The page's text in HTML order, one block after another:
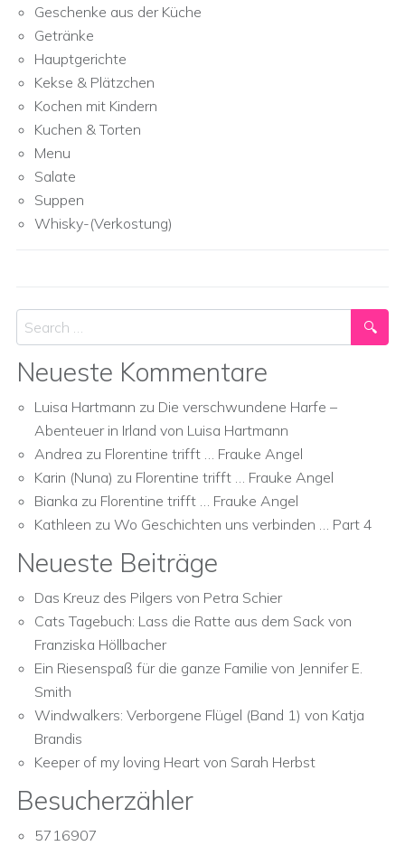
Geschenke aus der Küche
Getränke
Hauptgerichte
Kekse & Plätzchen
Kochen mit Kindern
Kuchen & Torten
Menu
Salate
Suppen
Whisky-(Verkostung)
Search
Neueste Kommentare
Luisa Hartmann zu Die verschwundene Harfe –
Abenteuer in Irland von Luisa Hartmann
Andrea zu Florentine trifft … Frauke Angel
Karin (Nuna) zu Florentine trifft … Frauke Angel
Bianka zu Florentine trifft … Frauke Angel
Kathleen zu Wo Geschichten uns verbinden … Part 4
Neueste Beiträge
Das Kreuz des Pilgers von Petra Schier
Cats Tagebuch: Lass die Ratte aus dem Sack von
Franziska Höllbacher
Ein Riesenspaß für die ganze Familie von Jennifer E.
Smith
Windwalkers: Verborgene Flügel (Band 1) von Katja
Brandis
Keeper of my loving Heart von Sarah Herbst
Besucherzähler
5716907